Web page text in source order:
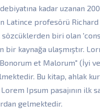
kadar uzanan
Latince profesörü
sözcüklerden biri olan
bir kaynağa ulaşmıştır.
et Malorum" (İyi ve
Bu kitap, ahlak
Ipsum pasajının ilk
gelmektedir.